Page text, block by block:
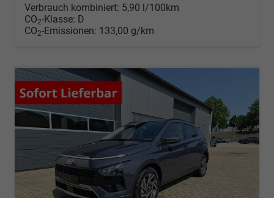
Verbrauch kombiniert: 5,90 l/100km
CO2-Klasse: D
CO2-Emissionen: 133,00 g/km